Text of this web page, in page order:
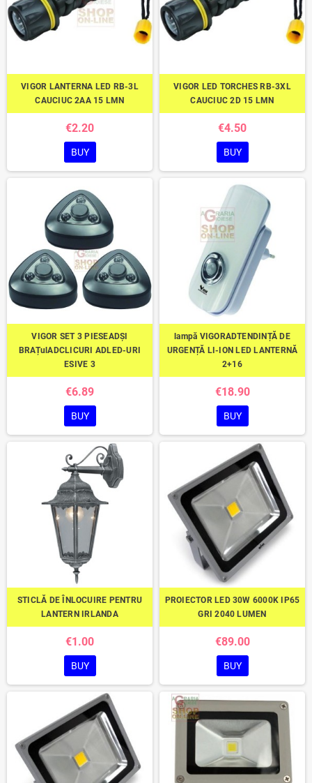
VIGOR LANTERNA LED RB-3L
CAUCIUC 2AA 15 LMN
€2.20
BUY
VIGOR LED TORCHES RB-3XL
CAUCIUC 2D 15 LMN
€4.50
BUY
VIGOR SET 3 PIESEADȘI
BRAȚulADCLICURI ADLED-URI
ESIVE 3
€6.89
BUY
lampă VIGORADTENDINȚĂ DE
URGENȚĂ LI-ION LED LANTERNĂ
2+16
€18.90
BUY
STICLĂ DE ÎNLOCUIRE PENTRU
LANTERN IRLANDA
€1.00
BUY
PROIECTOR LED 30W 6000K IP65
GRI 2040 LUMEN
€89.00
BUY